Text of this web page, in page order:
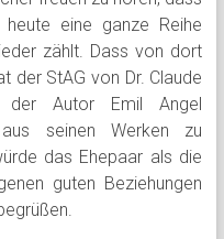
heute eine ganze Reihe
zählt. Dass von dort
der StAG von Dr. Claude
der Autor Emil Angel
seinen Werken zu
das Ehepaar als die
guten Beziehungen